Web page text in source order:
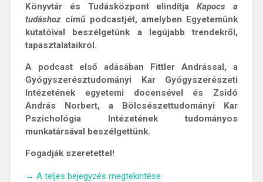
Könyvtár és Tudásközpont elindítjaKapocs a
tudáshozcímű podcastjét, amelyben Egyetemünk
kutatóival beszélgetünk a legújabb trendekről,
tapasztalataikról.
A podcast első adásában Fittler Andrással, a
Gyógyszerésztudományi Kar Gyógyszerészeti
Intézetének egyetemi docensével és Zsidó
András Norbert, a Bölcsészettudományi Kar
Pszichológia Intézetének tudományos
munkatársával beszélgettünk.
Fogadják szeretettel!
„KAPOCS
→ A teljes bejegyzés megtekintése